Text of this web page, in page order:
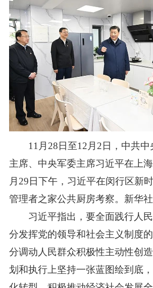
11月28日至12月2日，中共中
主席、中央军委主席习近平在上
月29日下午，习近平在闵行区新
管理者之家公共厨房考察。新华
习近平指出，要全面践行人民
分发挥党的领导和社会主义制度
分调动人民群众积极性主动性创
划和执行上坚持一张蓝图绘到底